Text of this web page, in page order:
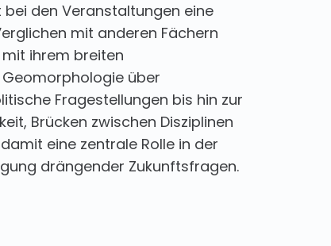
den Veranstaltungen eine
mit anderen Fächern
ihrem breiten
über
Fragestellungen bis hin zur
Brücken zwischen Disziplinen
eine zentrale Rolle in der
drängender Zukunftsfragen.